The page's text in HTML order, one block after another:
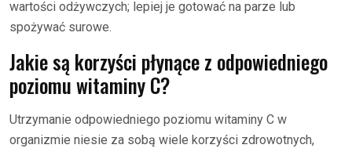
wartości odżywczych; lepiej je gotować na parze lub
spożywać surowe.
Jakie są korzyści płynące z odpowiedniego
poziomu witaminy C?
Utrzymanie odpowiedniego poziomu witaminy C w
organizmie niesie za sobą wiele korzyści zdrowotnych,